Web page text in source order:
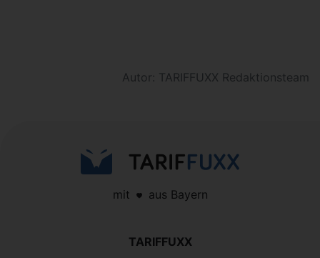
Autor: TARIFFUXX Redaktionsteam
mit aus Bayern
TARIFFUXX